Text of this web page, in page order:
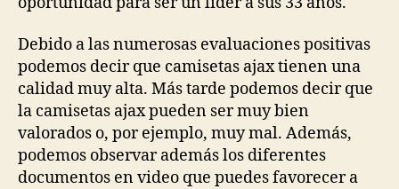
Debido a las numerosas evaluaciones positivas
podemos decir que camisetas ajax tienen una
calidad muy alta. Más tarde podemos decir que
la camisetas ajax pueden ser muy bien
valorados o, por ejemplo, muy mal. Además,
podemos observar además los diferentes
documentos en video que puedes favorecer a